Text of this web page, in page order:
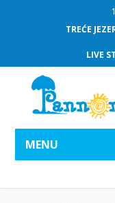
TREĆE
LIVE
MENU